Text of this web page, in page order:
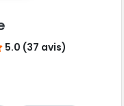
5.0 (37 avis)